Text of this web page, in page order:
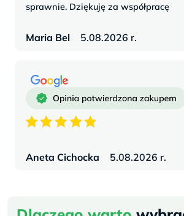
sprawnie. Dziękuję za współpracę
Maria Bel 5.08.2026 r.
Aneta Cichocka 5.08.2026 r.